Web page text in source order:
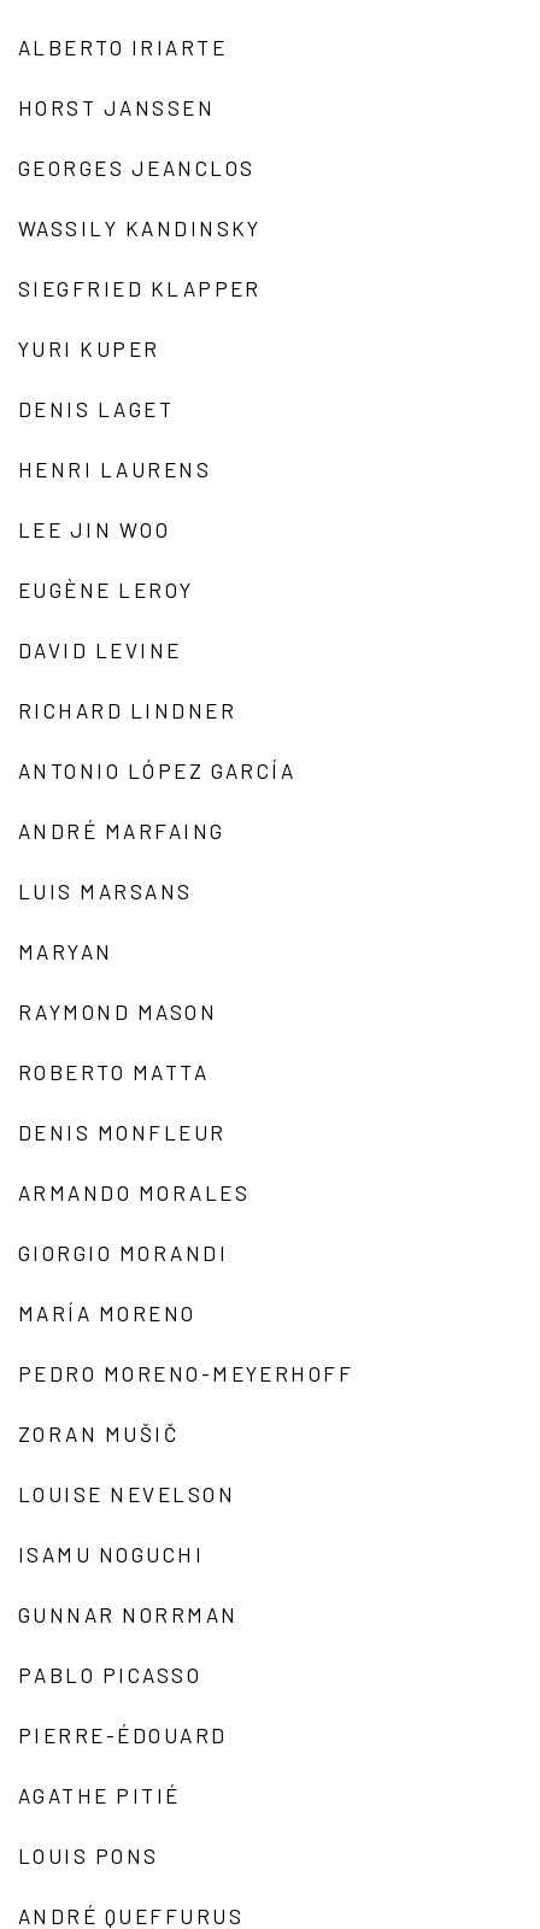
ALBERTO IRIARTE
HORST JANSSEN
GEORGES JEANCLOS
WASSILY KANDINSKY
SIEGFRIED KLAPPER
YURI KUPER
DENIS LAGET
HENRI LAURENS
LEE JIN WOO
EUGÈNE LEROY
DAVID LEVINE
RICHARD LINDNER
ANTONIO LÓPEZ GARCÍA
ANDRÉ MARFAING
LUIS MARSANS
MARYAN
RAYMOND MASON
ROBERTO MATTA
DENIS MONFLEUR
ARMANDO MORALES
GIORGIO MORANDI
MARÍA MORENO
PEDRO MORENO-MEYERHOFF
ZORAN MUŠIČ
LOUISE NEVELSON
ISAMU NOGUCHI
GUNNAR NORRMAN
PABLO PICASSO
PIERRE-ÉDOUARD
AGATHE PITIÉ
LOUIS PONS
ANDRÉ QUEFFURUS